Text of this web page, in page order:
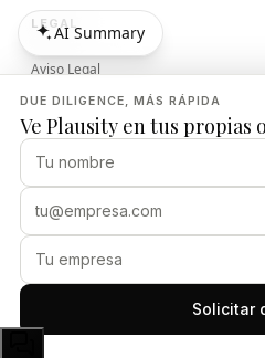
DUE DILIGENCE, MÁS RÁPIDA
Ve Plausity en tus propias
Solicitar
LEGAL
Aviso Legal
Términos
Política de Seguridad
AI Summary
AI Summary